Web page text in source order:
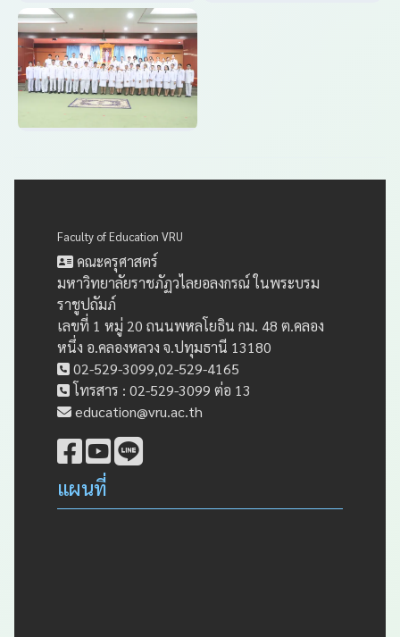
Faculty of Education VRU
คณะครุศาสตร์
มหาวิทยาลัยราชภัฏวไลยอลงกรณ์ ในพระบรม
ราชูปถัมภ์
เลขที่ 1 หมู่ 20 ถนนพหลโยธิน กม. 48 ต.คลอง
หนึ่ง อ.คลองหลวง จ.ปทุมธานี 13180
02-529-3099,02-529-4165
โทรสาร : 02-529-3099 ต่อ 13
education@vru.ac.th
แผนที่